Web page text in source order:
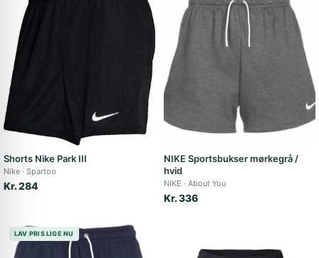
Shorts Nike Park III
Nike Spartoo
Kr. 284
NIKE Sportsbukser mørkegrå /
hvid
NIKE About You
Kr. 336
LAV PRIS LIGE NU